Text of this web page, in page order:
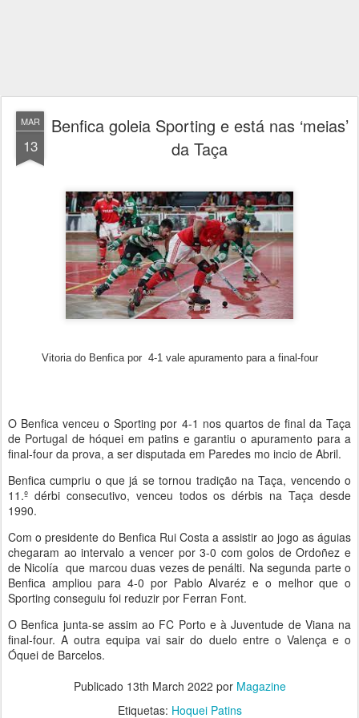
MAR
13
Benfica goleia Sporting e está nas ‘meias’
da Taça
Vitoria do Benfica por 4-1 vale apuramento para a final-four
O Benfica venceu o Sporting por 4-1 nos quartos de final da Taça
de Portugal de hóquei em patins e garantiu o apuramento para a
final-four da prova, a ser disputada em Paredes mo incio de Abril.
Benfica cumpriu o que já se tornou tradição na Taça, vencendo o
11.º dérbi consecutivo, venceu todos os dérbis na Taça desde
1990.
Com o presidente do Benfica Rui Costa a assistir ao jogo as águias
chegaram ao intervalo a vencer por 3-0 com golos de Ordoñez e
de Nicolía que marcou duas vezes de penálti. Na segunda parte o
Benfica ampliou para 4-0 por Pablo Alvaréz e o melhor que o
Sporting conseguiu foi reduzir por Ferran Font.
O Benfica junta-se assim ao FC Porto e à Juventude de Viana na
final-four. A outra equipa vai sair do duelo entre o Valença e o
Óquei de Barcelos.
Publicado 13th March 2022 por Magazine
Etiquetas: Hoquei Patins